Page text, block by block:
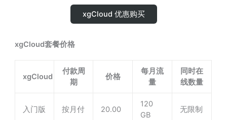
xgCloud 优惠购买
xgCloud套餐价格
xgCloud
付款周
期
价格
每月流
量
同时在
线数量
入门版 按月付 20.00
120
GB
无限制